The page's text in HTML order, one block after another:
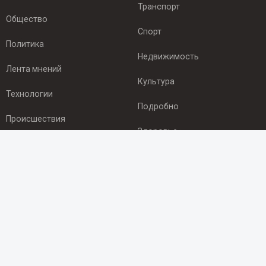
Общество
Политика
Лента мнений
Технологии
Происшествия
Транспорт
Спорт
Недвижимость
Культура
Подробно
Здоровье